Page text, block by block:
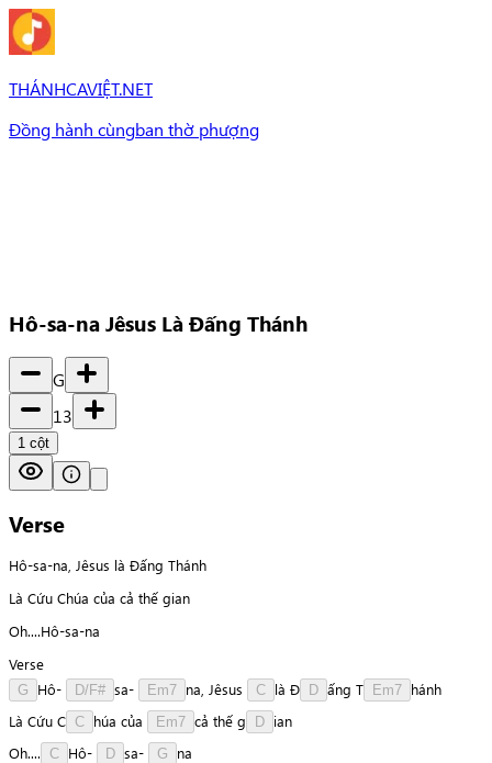
THÁNHCAVIỆT.NET
Đồng hành cùngban thờ phượng
Hô-sa-na Jêsus Là Đấng Thánh
G
13
1 cột
Verse
Hô-sa-na, Jêsus là Đấng Thánh
Là Cứu Chúa của cả thế gian
Oh....Hô-sa-na
Verse
G Hô- D/F# sa- Em7 na Jêsus C là Đ D ấng T Em7 hánh
Là Cứu C C húa của Em7 cả thế g D ian
Oh.... C Hô- D sa- G na